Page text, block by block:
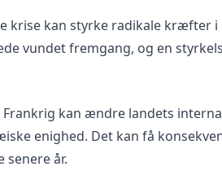
krise kan styrke radikale kræfter i
vundet fremgang, og en
kan ændre landets
enighed. Det kan få
år.